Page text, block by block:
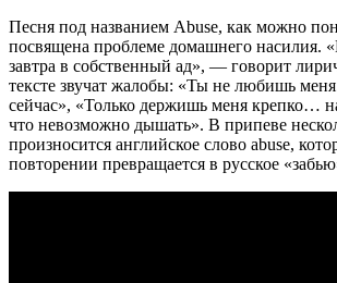
Песня под названием Abuse, как можно
посвящена проблеме домашнего насилия.
завтра в собственный ад», — говорит
тексте звучат жалобы: «Ты не любишь
сейчас», «Только держишь меня крепко…
что невозможно дышать». В припеве
произносится английское слово abuse,
повторении превращается в русское